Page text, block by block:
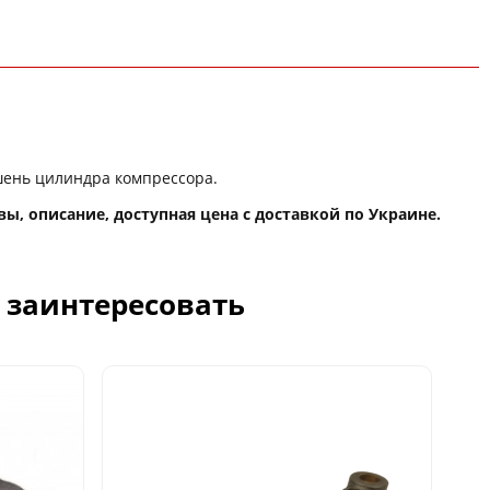
цилиндра компрессора.
описание, доступная цена с доставкой по Украине.